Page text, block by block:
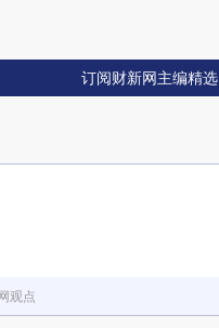
订阅财新网主编精
观点